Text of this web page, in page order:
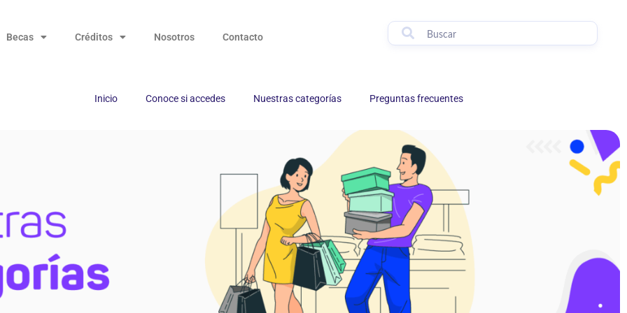
Becas Créditos Nosotros Contacto
Inicio Conoce si accedes Nuestras categorías Preguntas frecuentes